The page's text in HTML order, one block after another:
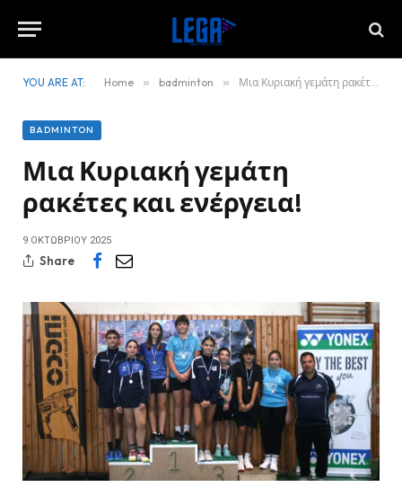
YOU ARE AT: Home » badminton » Μια Κυριακή γεμάτη ρακέτες και ενέργεια!
BADMINTON
Μια Κυριακή γεμάτη
ρακέτες και ενέργεια!
9 ΟΚΤΩΒΡΊΟΥ 2025
Share